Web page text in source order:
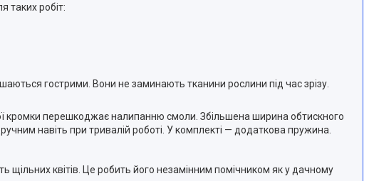
таких робіт:
гострими. Вони не заминають тканини рослини під час зрізу.
кромки перешкоджає налипанню смоли. Збільшена ширина обтискного
навіть при тривалій роботі. У комплекті — додаткова пружина.
щільних квітів. Це робить його незамінним помічником як у дачному